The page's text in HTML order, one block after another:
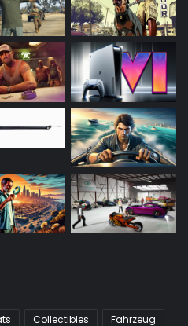
Collectibles Fahrzeug